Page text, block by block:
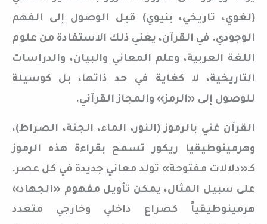
(لغوي، تاريخي، بنيوي) قبل الوصول إلى الفهم
الوجودي. في القرآن، يعني ذلك الاستفادة من علوم
اللغة العربية، وعلم المعاني والبيان، والدراسات
التاريخية، لا كغاية في حد ذاتها، بل كوسيلة
للوصول إلى «الرمز» والمجاز القرآني.
القرآن غني بالرموز (النور، الماء، الجنة، الصراط)،
وهرمينوطيقيا ريكور تسمح بقراءة هذه الرموز
كـ«دلالات مفتوحة» تولد معاني جديدة في كل عصر.
على سبيل المثال، يمكن تأويل مفهوم «الجهاد»
هرمينوطيقياً كصراع داخلي وخارجي متعدد